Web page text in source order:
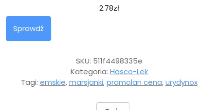
2.78zł
Sprawdź
SKU: 511f4498335e
Kategoria: Hasco-Lek
Tagi: emskie,marsjanki,pramolan cena,urydynox